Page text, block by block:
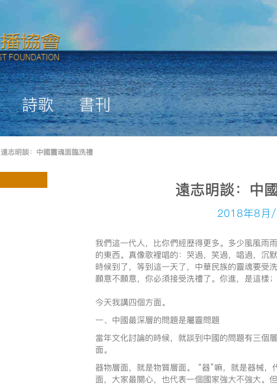
詩歌 書刊
遠志明談：中國靈魂面臨洗禮
遠志明談：中
2018年8月
我們這一代人，比你們經歷得更多。多少風風雨
的東西。真像歌裡唱的：哭過，笑過，唱過，沉
時候到了，等到這一天了，中華民族的靈魂要受
願意不願意，你必須接受洗禮了。你進，是這樣；
今天我講四個方面。
一、中國最深層的問題是屬靈問題
當年文化討論的時候，就談到中國的問題有三個
面。
器物層面，就是物質層面。 “器”嘛，就是器械
面，大家最關心，也代表一個國家強大不強大。